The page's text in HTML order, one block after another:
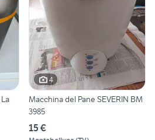
4
Macchina del Pane SEVERIN BM
3985
15 €